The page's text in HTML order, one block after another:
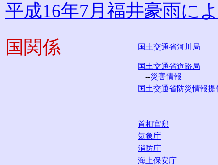
平成16年7月福井豪雨に
国関係
国土交通省河川局
国土交通省道路局
--災害情報
国土交通省防災情報
首相官邸
気象庁
消防庁
海上保安庁